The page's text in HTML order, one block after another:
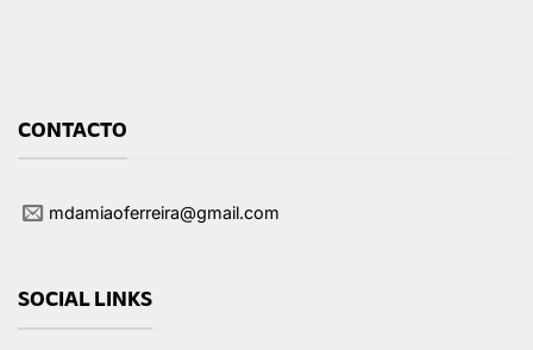
CONTACTO
mdamiaoferreira@gmail.com
SOCIAL LINKS